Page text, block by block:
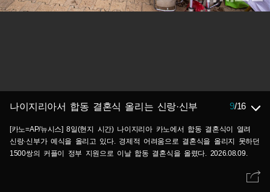
나이지리아서 합동 결혼식 올리는 신랑·신부 9/16
[카노=AP/뉴시스] 8일(현지 시간) 나이지리아 카노에서 합동 결혼식이 열려
신랑·신부가 예식을 올리고 있다. 경제적 어려움으로 결혼식을 올리지 못하던
1500쌍의 커플이 정부 지원으로 이날 합동 결혼식을 올렸다. 2026.08.09.